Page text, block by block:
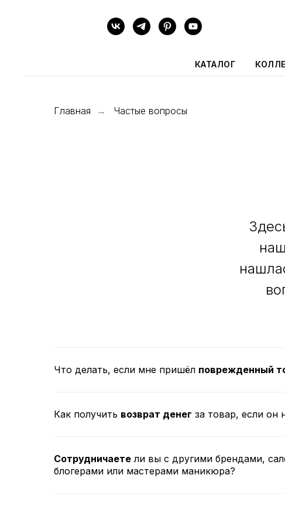
КАТАЛОГ
Главная → Частые вопросы
Что делать, если мне пришёл поврежденный
Как получить возврат денег за товар, если он
Сотрудничаете ли вы с другими брендами,
блогерами или мастерами маникюра?